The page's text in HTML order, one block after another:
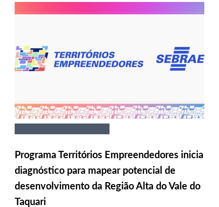
Programa Territórios Empreendedores inicia
diagnóstico para mapear potencial de
desenvolvimento da Região Alta do Vale do
Taquari